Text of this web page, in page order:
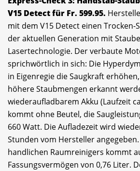
V15 Detect für Fr. 599.95.
mit dem V15 Detect einen Trocken-
der aktuellen Generation mit
Lasertechnologie. Der verbaute
sprichwörtlich in sich: Die
in Eigenregie die Saugkraft
höhere Staubmengen erkannt
wiederaufladbarem Akku (Laufzeit
kommt ohne Beutel, die
660 Watt. Die Aufladezeit wird
Stunden vom Hersteller
handlichen Raumreinigers kommt
Fassungsvermögen von 0,76 Liter.